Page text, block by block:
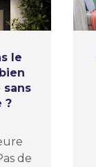
le
sans
?
de